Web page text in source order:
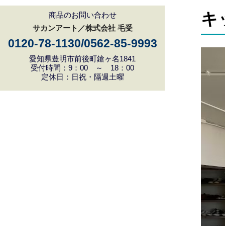
商品のお問い合わせ
サカンアート／株式会社 毛受
0120-78-1130/0562-85-9993
愛知県豊明市前後町鎗ヶ名1841
受付時間：9：00 ～ 18：00
定休日：日祝・隔週土曜
キ